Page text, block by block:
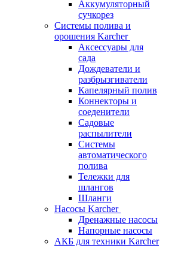
Аккумуляторный
сучкорез
Системы полива и
орошения Karcher
Аксессуары для
сада
Дождеватели и
разбрызгиватели
Капелярный полив
Коннекторы и
соеденители
Садовые
распылители
Системы
автоматического
полива
Тележки для
шлангов
Шланги
Насосы Karcher
Дренажные насосы
Напорные насосы
АКБ для техники Karcher